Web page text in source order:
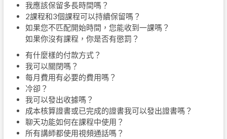
我應該保留多長時間嗎？
2課程和3個課程可以持續保留嗎？
如果您不匹配開始時間，您能收到一課嗎？
如果你沒有課程，你是否有懲罰？
有什麼樣的付款方式？
我可以關閉嗎？
每月費用有必要的費用嗎？
冷卻？
我可以發出收據嗎？
成本核算證書或已完成的證書我可以發出證書嗎？
聊天功能如何在課程中使用？
所有講師都使用視頻通話嗎？